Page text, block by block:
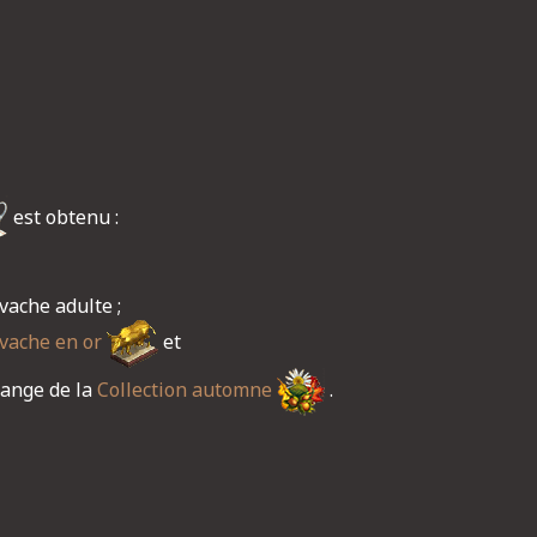
est obtenu :
adulte ;
en or
et
de laCollection automne .